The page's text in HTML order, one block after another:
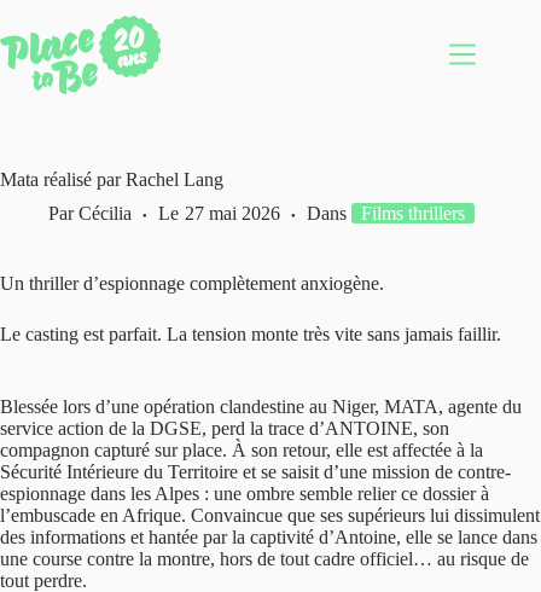
au
contenu
Mata réalisé par Rachel Lang
Par Cécilia Le 27 mai 2026 Dans Films thrillers
Un thriller d’espionnage complètement anxiogène.
Le casting est parfait. La tension monte très vite sans jamais faillir.
Blessée lors d’une opération clandestine au Niger, MATA, agente du
service action de la DGSE, perd la trace d’ANTOINE, son
compagnon capturé sur place. À son retour, elle est affectée à la
Sécurité Intérieure du Territoire et se saisit d’une mission de contre-
espionnage dans les Alpes : une ombre semble relier ce dossier à
l’embuscade en Afrique. Convaincue que ses supérieurs lui dissimulent
des informations et hantée par la captivité d’Antoine, elle se lance dans
une course contre la montre, hors de tout cadre officiel… au risque de
tout perdre.